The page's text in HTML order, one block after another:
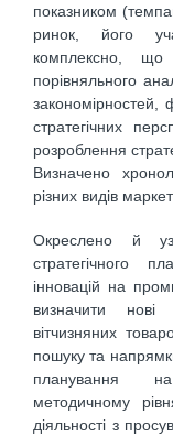
показником
ринок, його
комплексно,
порівняльного
закономірностей,
стратегічних
розроблення
Визначено
різних видів
Окреслено й
стратегічного
інновацій на
визначити нові
вітчизняних
пошуку та
планування на
методичному
діяльності з